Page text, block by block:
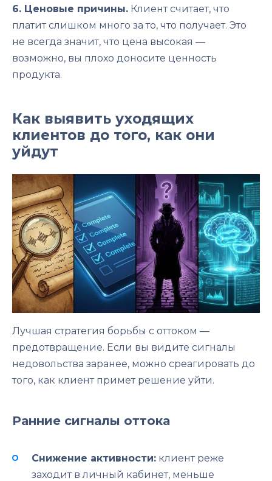
6. Ценовые причины. Клиент считает, что
платит слишком много за то, что получает. Это
не всегда значит, что цена высокая —
возможно, вы плохо доносите ценность
продукта.
Как выявить уходящих
клиентов до того, как они
уйдут
Лучшая стратегия борьбы с оттоком —
предотвращение. Если вы видите сигналы
недовольства заранее, можно среагировать до
того, как клиент примет решение уйти.
Ранние сигналы оттока
Снижение активности: клиент реже
заходит в личный кабинет, меньше